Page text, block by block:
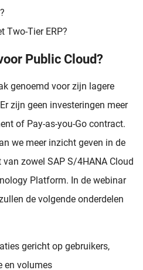
Two-Tier ERP?
Public Cloud?
genoemd voor zijn lagere
zijn geen investeringen meer
of Pay-as-you-Go contract.
we meer inzicht geven in de
zowel SAP S/4HANA Cloud
Platform. In de webinar
de volgende onderdelen
gericht op gebruikers,
en volumes